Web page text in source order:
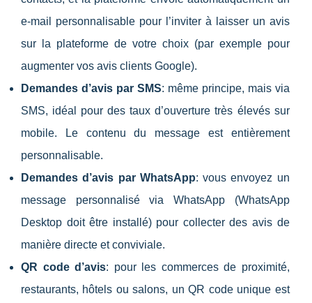
e-mail personnalisable pour l’inviter à laisser un avis
sur la plateforme de votre choix (par exemple pour
augmenter vos avis clients Google).
Demandes d’avis par SMS: même principe, mais via
SMS, idéal pour des taux d’ouverture très élevés sur
mobile. Le contenu du message est entièrement
personnalisable.
Demandes d’avis par WhatsApp: vous envoyez un
message personnalisé via WhatsApp (WhatsApp
Desktop doit être installé) pour collecter des avis de
manière directe et conviviale.
QR code d’avis: pour les commerces de proximité,
restaurants, hôtels ou salons, un QR code unique est